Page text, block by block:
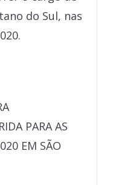
do Sul, nas
PARA AS
EM SÃO